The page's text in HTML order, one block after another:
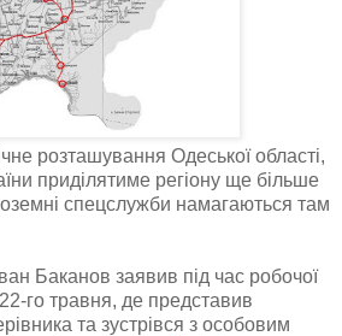
розташування Одеської області,
приділятиме регіону ще більше
спецслужби намагаються там
Баканов заявив під час робочої
го травня, де представив
та зустрівся з особовим